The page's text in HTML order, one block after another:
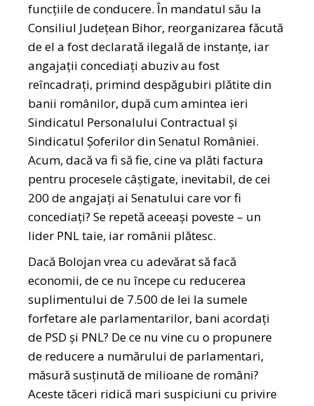
funcțiile de conducere. În mandatul său la
Consiliul Județean Bihor, reorganizarea făcută
de el a fost declarată ilegală de instanțe, iar
angajații concediați abuziv au fost
reîncadrați, primind despăgubiri plătite din
banii românilor, după cum amintea ieri
Sindicatul Personalului Contractual şi
Sindicatul Şoferilor din Senatul României.
Acum, dacă va fi să fie, cine va plăti factura
pentru procesele câștigate, inevitabil, de cei
200 de angajați ai Senatului care vor fi
concediați? Se repetă aceeași poveste – un
lider PNL taie, iar românii plătesc.
Dacă Bolojan vrea cu adevărat să facă
economii, de ce nu începe cu reducerea
suplimentului de 7.500 de lei la sumele
forfetare ale parlamentarilor, bani acordați
de PSD și PNL? De ce nu vine cu o propunere
de reducere a numărului de parlamentari,
măsură susținută de milioane de români?
Aceste tăceri ridică mari suspiciuni cu privire